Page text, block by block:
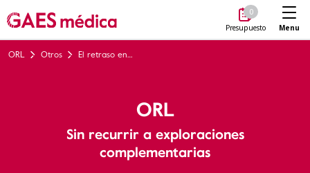
0
Presupuesto Menu
ORL Otros El retraso en el lenguaje
ORL
Sin recurrir a exploraciones
complementarias